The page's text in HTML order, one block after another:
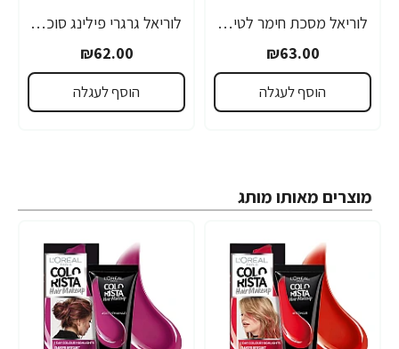
לוריאל מסכת חימר לטיהור העור ירוקה 50 מ"ל - מבית L'OREAL PARIS
₪63.00
הוסף לעגלה
לוריאל גרגרי פילינג סוכר להזנת העור חמאת קקאו 50 מ"ל - מבית L'OREAL PARIS
₪62.00
הוסף לעגלה
מוצרים מאותו מותג